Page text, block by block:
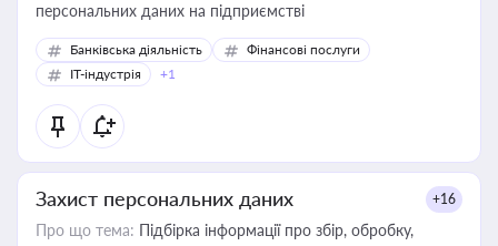
персональних даних на підприємстві
Банківська діяльність
Фінансові послуги
IT-індустрія
+1
Захист персональних даних +16
Про що тема: Підбірка інформації про збір, обробку,